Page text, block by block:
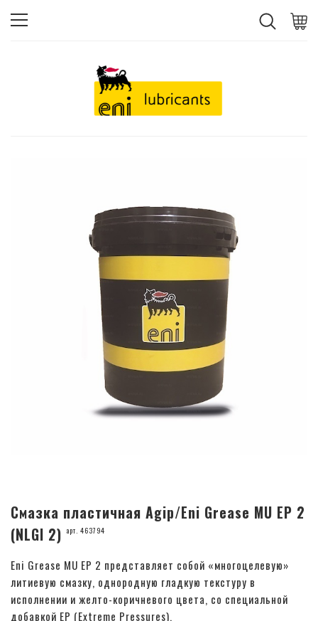
Смазка пластичная Agip/Eni Grease MU EP 2
(NLGI 2) арт. 463794
Eni Grease MU EP 2 представляет собой «многоцелевую»
литиевую смазку, однородную гладкую текстуру в
исполнении и желто-коричневого цвета, со специальной
добавкой EP (Extreme Pressures).